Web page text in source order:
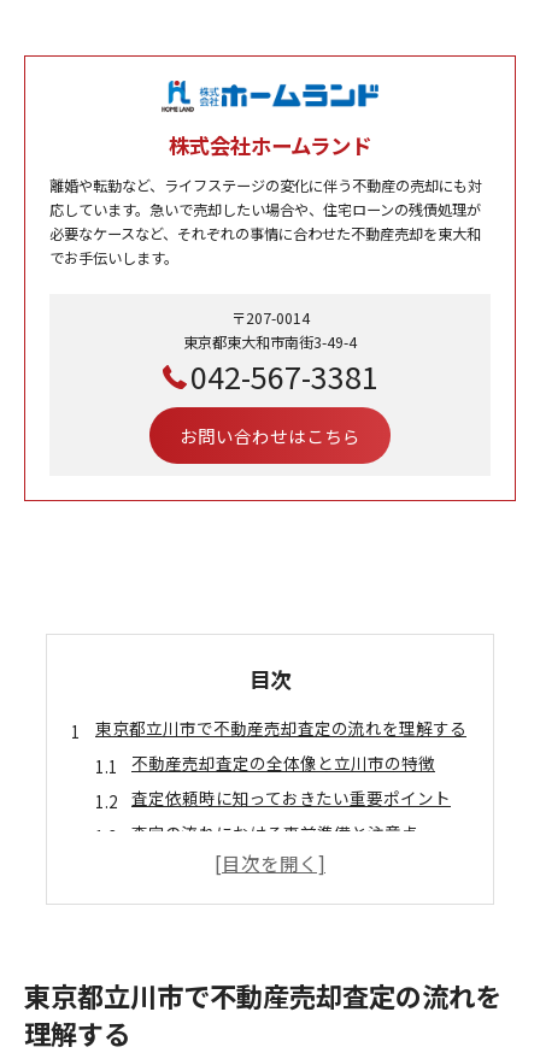
株式会社ホームランド
離婚や転勤など、ライフステージの変化に伴う不動産の売却にも対
応しています。急いで売却したい場合や、住宅ローンの残債処理が
必要なケースなど、それぞれの事情に合わせた不動産売却を東大和
でお手伝いします。
〒207-0014
東京都東大和市南街3-49-4
042-567-3381
お問い合わせはこちら
目次
東京都立川市で不動産売却査定の流れを理解する
不動産売却査定の全体像と立川市の特徴
査定依頼時に知っておきたい重要ポイント
査定の流れにおける事前準備と注意点
立川市ならではの不動産市場動向を読み解く
査定結果に納得するためのポイント整理
複数業者への査定依頼がもたらす利点
東京都立川市で不動産売却査定の流れを
理解する